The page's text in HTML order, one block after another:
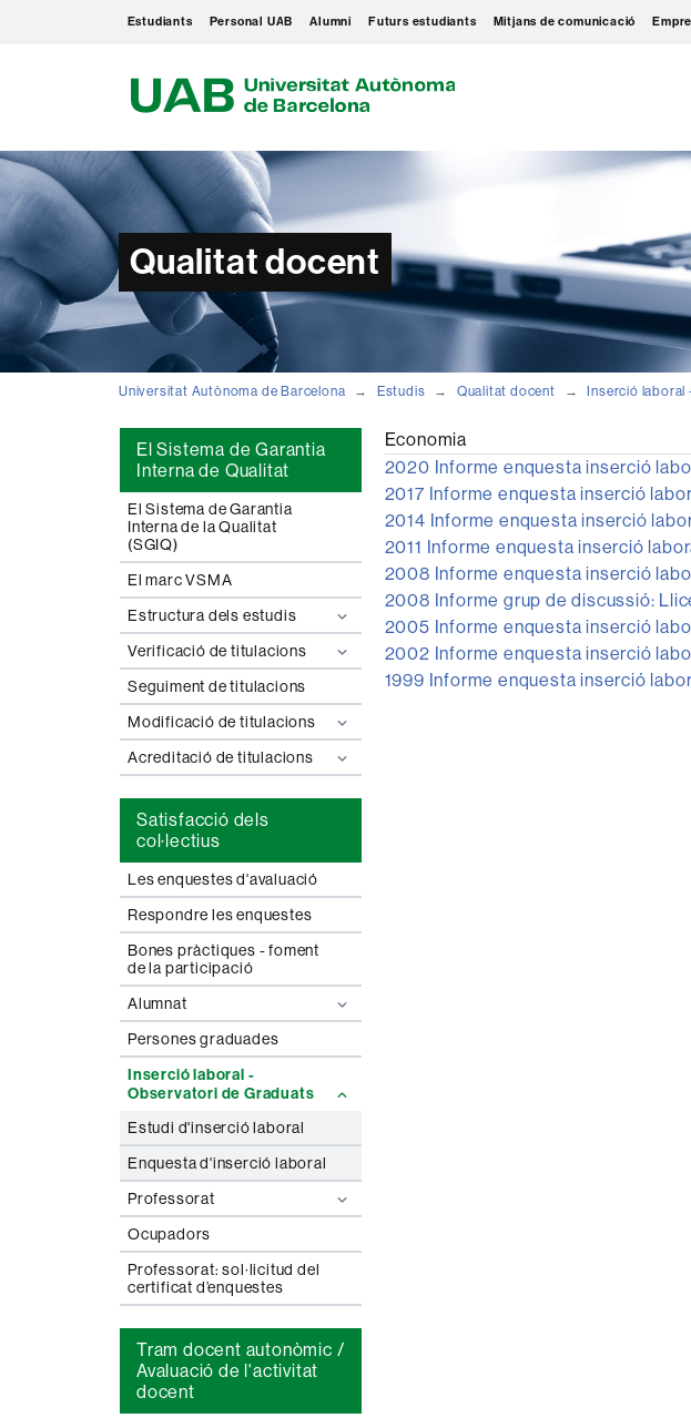
Estudiants Personal UAB Alumni Futurs estudiants Mitjans de comunicació
B
Qualitat docent
Universitat Autònoma de Barcelona Estudis Qualitat docent Inserció
El Sistema de Garantia
Interna de Qualitat
El Sistema de Garantia
Interna de la Qualitat
(SGIQ)
El marc VSMA
Estructura dels estudis
Verificació de titulacions
Seguiment de titulacions
Modificació de titulacions
Acreditació de titulacions
Satisfacció dels
col·lectius
Les enquestes d'avaluació
Respondre les enquestes
Bones pràctiques - foment
de la participació
Alumnat
Persones graduades
Inserció laboral -
Observatori de Graduats
Estudi d'inserció laboral
Enquesta d'inserció laboral
Professorat
Ocupadors
Professorat: sol·licitud del
certificat d’enquestes
Tram docent autonòmic /
Avaluació de l'activitat
docent
Economia
2020 Informe enquesta inserció
2017 Informe enquesta inserció
2014 Informe enquesta inserció
2011 Informe enquesta inserció
2008 Informe enquesta inserció
2008 Informe grup de discussió:
2005 Informe enquesta inserció
2002 Informe enquesta inserció
1999 Informe enquesta inserció